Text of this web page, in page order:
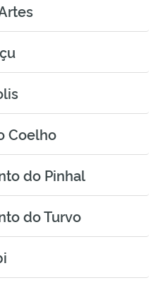
Coelho
do Pinhal
do Turvo